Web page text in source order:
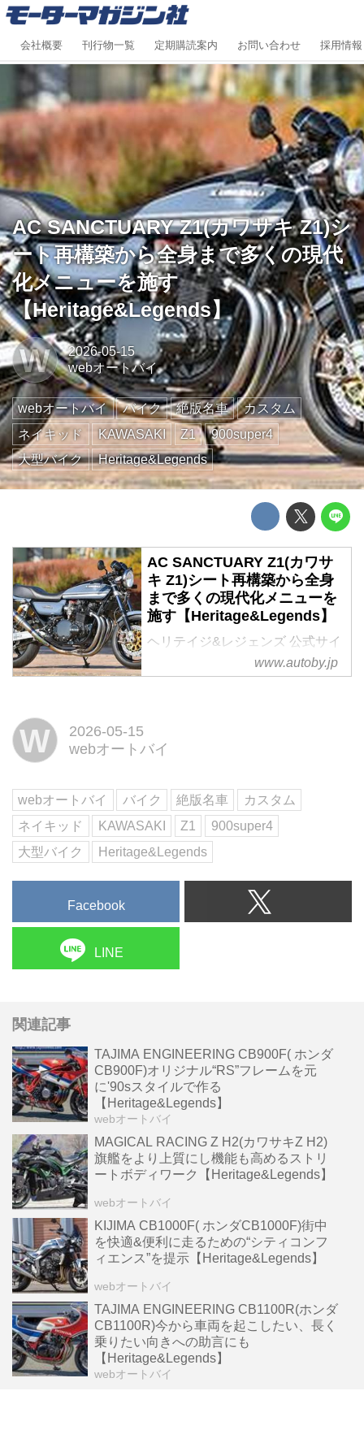
会社概要 刊行物一覧 定期購読案内 お問い合わせ 採用情報
AC SANCTUARY Z1(カワサキ Z1)シ
ート再構築から全身まで多くの現代
化メニューを施す
【Heritage&Legends】
W
2026-05-15
webオートバイ
webオートバイ バイク 絶版名車
カスタム
ネイキッド
KAWASAKI Z1
900super4
大型バイク
Heritage&Legends
AC SANCTUARY Z1(カワサ
キ Z1)シート再構築から全身
まで多くの現代化メニューを
施す【Heritage&Legends】
ヘリテイジ&レジェンズ 公式サイ
▶▶▶カスタムとメンテナンスの
プリートカスタム
が、シートが特徴的なんです」。
こうACサンクチュアリーの中村
さんが言...
www.autoby.jp
W
2026-05-15
webオートバイ
webオートバイ バイク 絶版名車
カスタム
ネイキッド
KAWASAKI Z1
900super4
大型バイク
Heritage&Legends
Facebook
LINE
関連記事
TAJIMA ENGINEERING CB900F( ホンダ
CB900F)オリジナル“RS”フレームを元
に'90sスタイルで作る
【Heritage&Legends】
webオートバイ
MAGICAL RACING Z H2(カワサキZ H2)
旗艦をより上質にし機能も高めるストリ
ートボディワーク【Heritage&Legends】
webオートバイ
KIJIMA CB1000F( ホンダCB1000F)街中
を快適&便利に走るための“シティコンフ
ィエンス”を提示【Heritage&Legends】
webオートバイ
TAJIMA ENGINEERING CB1100R(ホンダ
CB1100R)今から車両を起こしたい、長く
乗りたい向きへの助言にも
【Heritage&Legends】
webオートバイ